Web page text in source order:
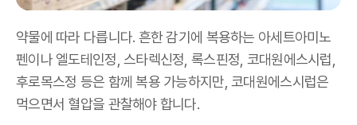
약물에 따라 다릅니다. 흔한 감기에 복용하는 아세트아미노
펜이나 엘도테인정, 스타렉신정, 록스핀정, 코대원에스시럽,
후로목스정 등은 함께 복용 가능하지만, 코대원에스시럽은
먹으면서 혈압을 관찰해야 합니다.